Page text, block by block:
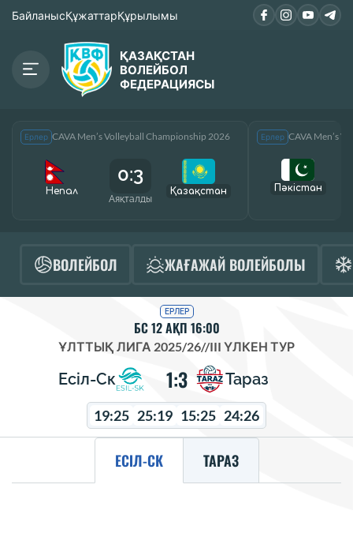
БайланысҚұжаттарҚұрылымы
ҚАЗАҚСТАН
ВОЛЕЙБОЛ
ФЕДЕРАЦИЯСЫ
Ерлер CAVA Men’s Volleyball Championship 2026
Непал
0:3
Аяқталды
Қазақcтан
Ерлер CAVA Men’s
Пәкістан
ВОЛЕЙБОЛ ЖАҒАЖАЙ ВОЛЕЙБОЛЫ
ЕРЛЕР
БС 12 АҚП 16:00
ҰЛТТЫҚ ЛИГА 2025/26//III ҮЛКЕН ТУР
Есіл-Ск 1:3 Тараз
19:25 25:19 15:25 24:26
ЕСІЛ-СК ТАРАЗ